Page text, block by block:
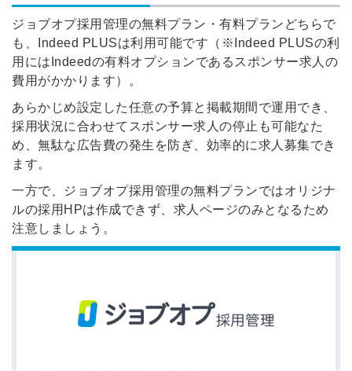
ジョブオプ採用管理の無料プラン・有料プランどちらで
も、Indeed PLUSは利用可能です（※Indeed PLUSの利
用にはIndeedの有料オプションであるスポンサー求人の
費用がかかります）。
あらかじめ設定した任意の予算と掲載期間で運用でき、
採用状況に合わせてスポンサー求人の停止も可能なた
め、無駄な広告費の発生を防ぎ、効率的に求人募集でき
ます。
一方で、ジョブオプ採用管理の無料プランではオリジナ
ルの採用HPは作成できず、求人ページのみとなるため
注意しましょう。